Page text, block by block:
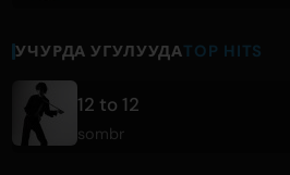
УЧУРДА УГУЛУУДАTOP HITS
12 to 12
sombr